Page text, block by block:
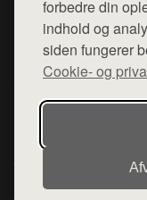
forbedre din
indhold og
siden fungerer
Cookie- og
Blog
Kontakt
Denne side er en del
hjemmesider med
diverse webshops.
henviser til de shops,